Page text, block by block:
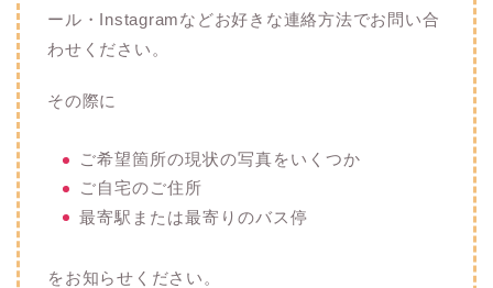
ール・Instagramなどお好きな連絡方法でお問い合
わせください。
その際に
ご希望箇所の現状の写真をいくつか
ご自宅のご住所
最寄駅または最寄りのバス停
をお知らせください。